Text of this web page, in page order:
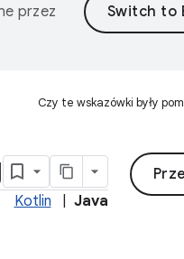
przez
Czy te wskazówki były
Kotlin Java